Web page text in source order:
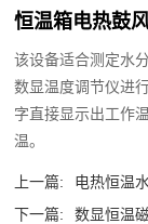
恒温箱电热鼓
该设备适合测定水
数显温度调节仪进
字直接显示出工作
温。
上一篇:
电热恒温
下一篇:
数显恒温